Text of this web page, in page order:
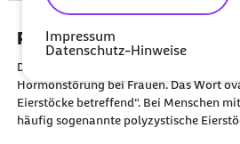
Impressum
Datenschutz-Hinweise
Polyzystisches
Das polyzystische Ovarialsyndrom (
Hormonstörung bei Frauen. Das Wort
Eierstöcke betreffend“. Bei Menschen mit
häufig sogenannte polyzystische